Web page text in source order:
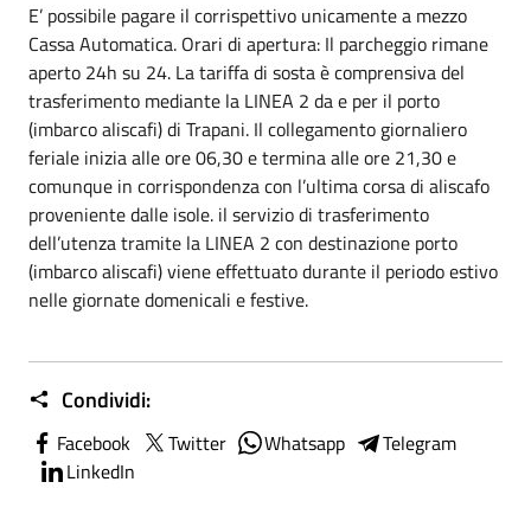
E’ possibile pagare il corrispettivo unicamente a mezzo
Cassa Automatica. Orari di apertura: Il parcheggio rimane
aperto 24h su 24. La tariffa di sosta è comprensiva del
trasferimento mediante la LINEA 2 da e per il porto
(imbarco aliscafi) di Trapani. Il collegamento giornaliero
feriale inizia alle ore 06,30 e termina alle ore 21,30 e
comunque in corrispondenza con l’ultima corsa di aliscafo
proveniente dalle isole. il servizio di trasferimento
dell’utenza tramite la LINEA 2 con destinazione porto
(imbarco aliscafi) viene effettuato durante il periodo estivo
nelle giornate domenicali e festive.
Condividi:
Facebook Twitter Whatsapp
Telegram
LinkedIn